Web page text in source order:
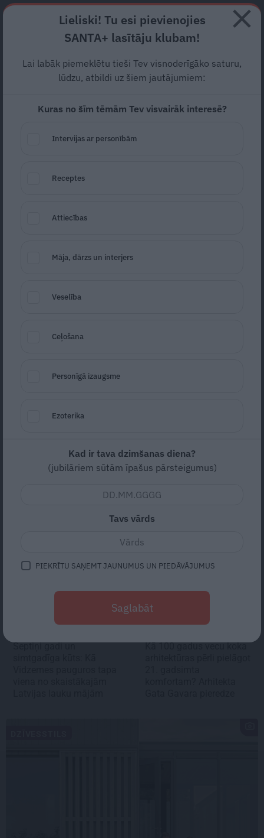
Abonē
Virziens – jūra: Lauderu ģimenes
bezbēdīgi laiskā miera osta Pūrciemā
simtgadīga kūts kļuva par modernu
rezidenci ar baseinu un mākslu
Septiņi gadi un
Kā 100 gadus vecu koka
Lieliski! Tu esi pievienojies
SANTA+ lasītāju klubam!
Lai labāk piemeklētu tieši Tev visnoderīgāko saturu,
lūdzu, atbildi uz šiem jautājumiem:
Kuras no šīm tēmām Tev visvairāk interesē?
Intervijas ar personībām
Receptes
Attiecības
Māja, dārzs un interjers
Veselība
Ceļošana
Personīgā izaugsme
Ezoterika
Kad ir tava dzimšanas diena?
(jubilāriem sūtām īpašus pārsteigumus)
Tavs vārds
PIEKRĪTU SAŅEMT JAUNUMUS UN PIEDĀVĀJUMUS
Saglabāt